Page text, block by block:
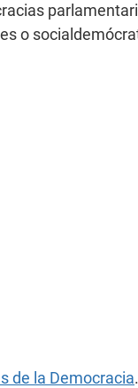
o
de la Democracia.